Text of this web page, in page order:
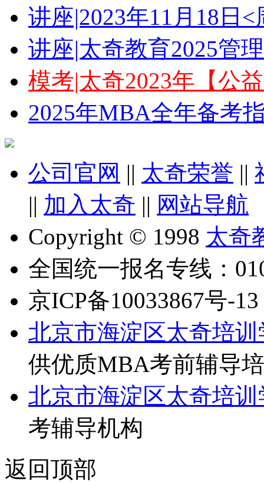
讲座|2023年11月18日
讲座|太奇教育2025管
模考|太奇2023年【公
2025年MBA全年备考
公司官网 || 太奇荣誉 ||
|| 加入太奇 || 网站导航
Copyright © 1998 太奇
全国统一报名专线：
京ICP备10033867号-13
北京市海淀区太奇培训
供优质MBA考前辅导
北京市海淀区太奇培训
考辅导机构
返回顶部